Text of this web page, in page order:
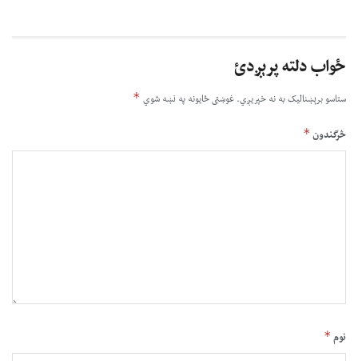
ځواب دلته پرېږدئ
ستاسو برېښناليک به نه خپريږي.غوښتى ځایونه په نښه شوي *
څرگندون*
نوم*